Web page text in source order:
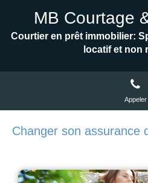
MB Courtage
Courtier en prêt immobilier:
locatif et non
Appeler
Changer son assurance